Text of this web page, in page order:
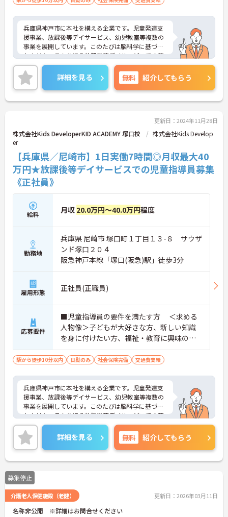
兵庫県神戸市に本社を構える企業です。児童発達支
援事業、放課後等デイサービス、幼児教室等複数の
事業を展開しています。このたびは脳科学に基づい
たカリキュラムを行う放課後等デイサービスでの募
集です。子供達の未来の為に多職種が一丸となり全
力でサポートしています。1日の実働は7時間、ハー
ドな職場ではなく、子どもとゆっくりと向き合える
あたたかい環境です。ご興味ある方には、面接対策
ポイントなど、さらに詳細をお話しいたしますので
詳細を見る 無料 紹介してもらう
更新日：2024年11月28日
株式会社Kids DeveloperKID ACADEMY 塚口校
株式会社Kids Develop
er
【兵庫県／尼崎市】1日実働7時間◎月収最大40
万円★放課後等デイサービスでの児童指導員募集
《正社員》
給料 月収 20.0万円～40.0万円程度
勤務地
兵庫県 尼崎市 塚口町１丁目１３-８ サウザ
ンド塚口２０４
阪急神戸本線「塚口(阪急)駅」徒歩3分
雇用形態 正社員(正職員)
応募要件
■児童指導員の要件を満たす方 ＜求める
人物像＞子どもが大好きな方、新しい知識
を身に付けたい方、福祉・教育に興味のあ
る方
駅から徒歩10分以内 日勤のみ 社会保険完備 交通費支給
兵庫県神戸市に本社を構える企業です。児童発達支
援事業、放課後等デイサービス、幼児教室等複数の
事業を展開しています。このたびは脳科学に基づい
たカリキュラムを行う放課後等デイサービスでの募
集です。子供達の未来の為に多職種が一丸となり全
力でサポートしています。1日の実働は7時間、ハー
ドな職場ではなく、子どもとゆっくりと向き合える
あたたかい環境です。ご興味ある方には、面接対策
ポイントなど、さらに詳細をお話しいたしますので
お気軽にご相談ください！
詳細を見る 無料 紹介してもらう
募集停止
介護老人保健施設（老健） 更新日：2026年03月11日
名称非公開 ※詳細はお問合せください